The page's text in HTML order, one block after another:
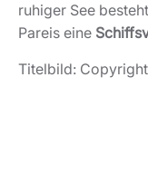
ruhiger See
Pareis eine
Titelbild: